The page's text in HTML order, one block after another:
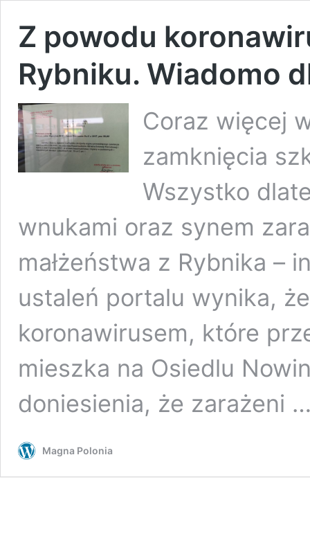
Z powodu
Rybniku. Wiadomo
Coraz więcej
zamknięcia
Wszystko
wnukami oraz synem
małżeństwa z Rybnika –
ustaleń portalu wynika,
koronawirusem, które
mieszka na Osiedlu
doniesienia, że zarażeni
Magna Polonia